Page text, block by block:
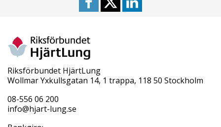
Riksförbundet HjärtLung
Wollmar Yxkullsgatan 14, 1 trappa, 118 50 Stockholm
08-556 06 200
info@hjart-lung.se